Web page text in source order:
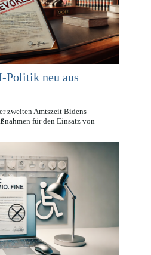
neu aus
zweiten Amtszeit Bidens
für den Einsatz von